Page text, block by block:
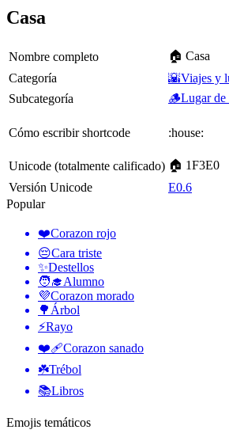
Casa
Nombre completo
🏠 Casa
Categoría
🌇Viajes y
Subcategoría
🪵Lugar de
Cómo escribir shortcode :house:
Unicode (totalmente calificado) 🏠 1F3E0
Versión Unicode
E0.6
Popular
❤️Corazon rojo
😔Cara triste
✨Destellos
🧑‍🎓Alumno
💜Corazon morado
🌳 Árbol
⚡Rayo
❤️‍🩹Corazon sanado
☘️Trébol
📚Libros
Emojis temáticos